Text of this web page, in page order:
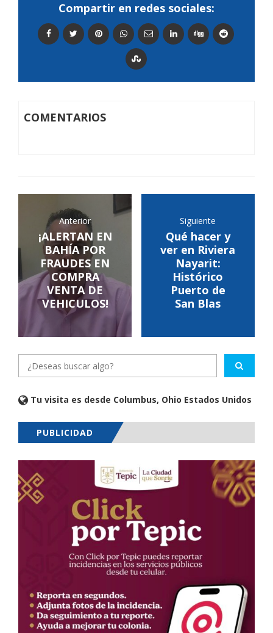
Compartir en redes sociales:
COMENTARIOS
Anterior
¡ALERTAN EN
BAHÍA POR
FRAUDES EN
COMPRA
VENTA DE
VEHICULOS!
Siguiente
Qué hacer y
ver en Riviera
Nayarit:
Histórico
Puerto de
San Blas
Tu visita es desde Columbus, Ohio Estados Unidos
PUBLICIDAD